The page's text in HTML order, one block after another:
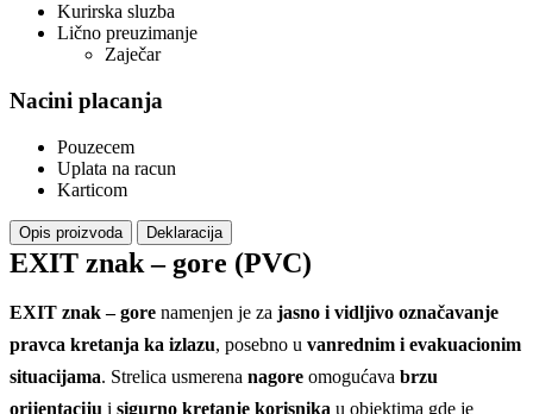
Kurirska sluzba
Lično preuzimanje
Zaječar
Nacini placanja
Pouzecem
Uplata na racun
Karticom
Opis proizvoda Deklaracija
EXIT znak – gore (PVC)
EXIT znak – gore namenjen je za jasno i vidljivo označavanje
pravca kretanja ka izlazu, posebno u vanrednim i evakuacionim
situacijama. Strelica usmerena nagore omogućava brzu
orijentaciju i sigurno kretanje korisnika u objektima gde je